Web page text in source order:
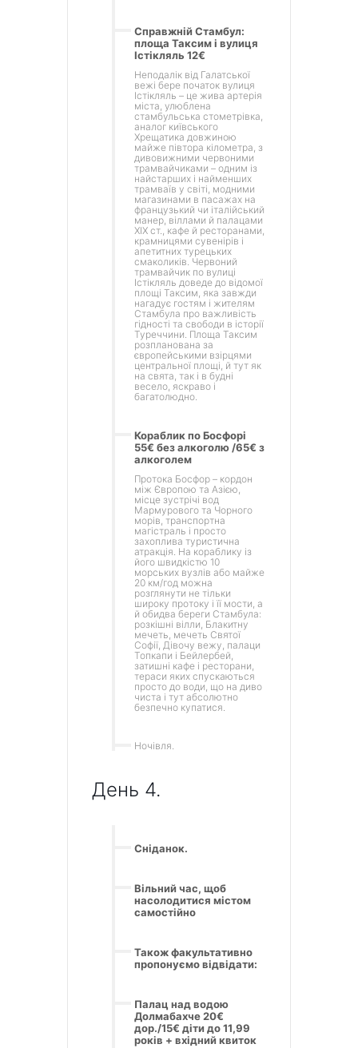
Справжній Стамбул:
площа Таксим і вулиця
Істікляль 12€
Неподалік від Галатської
вежі бере початок вулиця
Істікляль – це жива артерія
міста, улюблена
стамбульська стометрівка,
аналог київського
Хрещатика довжиною
майже півтора кілометра, з
дивовижними червоними
трамвайчиками – одним із
найстарших і найменших
трамваїв у світі, модними
магазинами в пасажах на
французький чи італійський
манер, віллами й палацами
ХІХ ст., кафе й ресторанами,
крамницями сувенірів і
апетитних турецьких
смаколиків. Червоний
трамвайчик по вулиці
Істікляль доведе до відомої
площі Таксим, яка завжди
нагадує гостям і жителям
Стамбула про важливість
гідності та свободи в історії
Туреччини. Площа Таксим
розпланована за
європейськими взірцями
центральної площі, й тут як
на свята, так і в будні
весело, яскраво і
багатолюдно.
Кораблик по Босфорі
55€ без алкоголю /65€ з
алкоголем
Протока Босфор – кордон
між Європою та Азією,
місце зустрічі вод
Мармурового та Чорного
морів, транспортна
магістраль і просто
захоплива туристична
атракція. На кораблику із
його швидкістю 10
морських вузлів або майже
20 км/год можна
розглянути не тільки
широку протоку і її мости, а
й обидва береги Стамбула:
розкішні вілли, Блакитну
мечеть, мечеть Святої
Софії, Дівочу вежу, палаци
Топкапи і Бейлербей,
затишні кафе і ресторани,
тераси яких спускаються
просто до води, що на диво
чиста і тут абсолютно
безпечно купатися.
Ночівля.
День 4.
Сніданок.
Вільний час, щоб
насолодитися містом
самостійно
Також факультативно
пропонуємо відвідати:
Палац над водою
Долмабахче 20€
дор./15€ діти до 11,99
років + вхідний квиток